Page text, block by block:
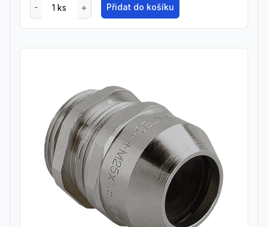
Přidat do košíku